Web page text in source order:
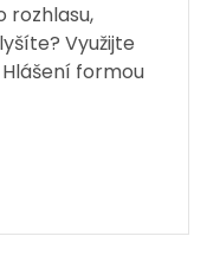
Využijte
formou